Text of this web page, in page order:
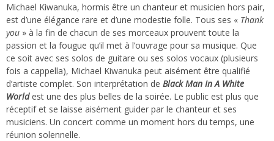
Michael Kiwanuka, hormis être un chanteur et musicien hors pair,
est d’une élégance rare et d’une modestie folle. Tous ses « Thank
you » à la fin de chacun de ses morceaux prouvent toute la
passion et la fougue qu’il met à l’ouvrage pour sa musique. Que
ce soit avec ses solos de guitare ou ses solos vocaux (plusieurs
fois a cappella), Michael Kiwanuka peut aisément être qualifié
d’artiste complet. Son interprétation de Black Man In A White
Worldest une des plus belles de la soirée. Le public est plus que
réceptif et se laisse aisément guider par le chanteur et ses
musiciens. Un concert comme un moment hors du temps, une
réunion solennelle.